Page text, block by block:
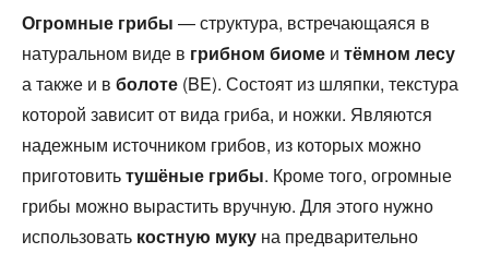
Огромные грибы — структура, встречающаяся в
натуральном виде в грибном биоме и тёмном лесу
а также и в болоте (BE). Состоят из шляпки, текстура
которой зависит от вида гриба, и ножки. Являются
надежным источником грибов, из которых можно
приготовитьтушёные грибы. Кроме того, огромные
грибы можно вырастить вручную. Для этого нужно
использовать костную муку на предварительно